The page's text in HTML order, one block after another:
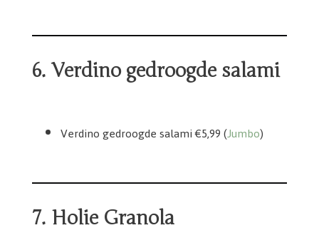
6. Verdino gedroogde salami
Verdino gedroogde salami €5,99 (Jumbo)
7. Holie Granola